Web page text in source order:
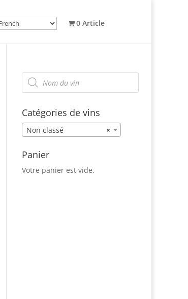
0 Article
Recherche
de
produits
Catégories de vins
×
Non classé
Panier
Votre panier est vide.